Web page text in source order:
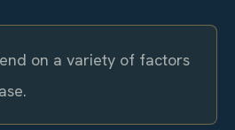
on a variety of factors